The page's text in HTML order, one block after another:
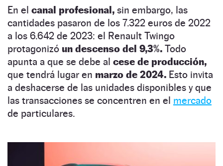
En el canal profesional, sin embargo, las
cantidades pasaron de los 7.322 euros de 2022
a los 6.642 de 2023: el Renault Twingo
protagonizó un descenso del 9,3%. Todo
apunta a que se debe al cese de producción,
que tendrá lugar en marzo de 2024. Esto invita
a deshacerse de las unidades disponibles y que
las transacciones se concentren en el mercado
de particulares.